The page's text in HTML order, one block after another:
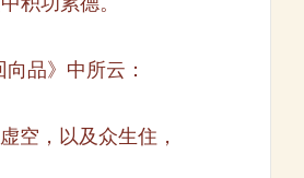
品》中所云：
空，以及众生住，